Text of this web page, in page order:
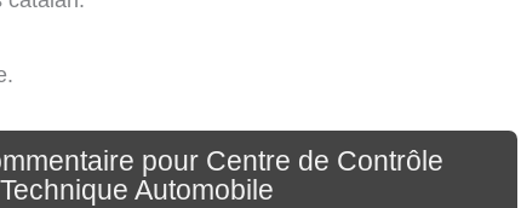
pour Centre de Contrôle
Technique Automobile